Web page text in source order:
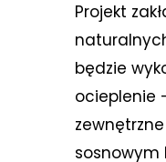
Projekt
będzie
ocieplenie
sosnowym